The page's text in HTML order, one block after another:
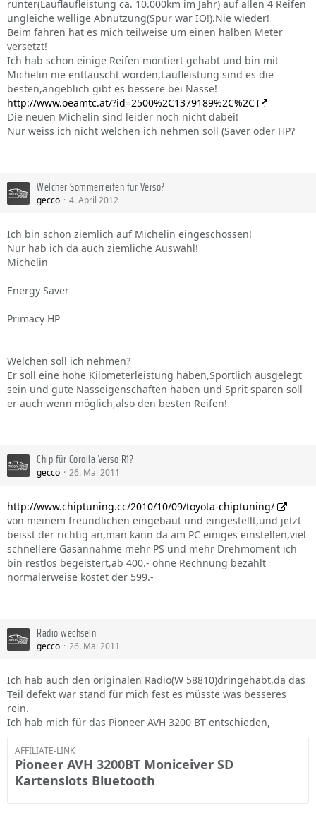
runter(Lauflaufleistung ca. 10.000km im Jahr) auf allen 4 Reifen
ungleiche wellige Abnutzung(Spur war IO!).Nie wieder!
Beim fahren hat es mich teilweise um einen halben Meter
versetzt!
Ich hab schon einige Reifen montiert gehabt und bin mit
Michelin nie enttäuscht worden,Laufleistung sind es die
besten,angeblich gibt es bessere bei Nässe!
http://www.oeamtc.at/?id=2500%2C1379189%2C%2C
Die neuen Michelin sind leider noch nicht dabei!
Nur weiss ich nicht welchen ich nehmen soll (Saver oder HP?
Welcher Sommerreifen für Verso?
gecco 4. April 2012
Ich bin schon ziemlich auf Michelin eingeschossen!
Nur hab ich da auch ziemliche Auswahl!
Michelin
Energy Saver
Primacy HP
Welchen soll ich nehmen?
Er soll eine hohe Kilometerleistung haben,Sportlich ausgelegt
sein und gute Nasseigenschaften haben und Sprit sparen soll
er auch wenn möglich,also den besten Reifen!
Chip für Corolla Verso R1?
gecco 26. Mai 2011
http://www.chiptuning.cc/2010/10/09/toyota-chiptuning/
von meinem freundlichen eingebaut und eingestellt,und jetzt
beisst der richtig an,man kann da am PC einiges einstellen,viel
schnellere Gasannahme mehr PS und mehr Drehmoment ich
bin restlos begeistert,ab 400.- ohne Rechnung bezahlt
normalerweise kostet der 599.-
Radio wechseln
gecco 26. Mai 2011
Ich hab auch den originalen Radio(W 58810)dringehabt,da das
Teil defekt war stand für mich fest es müsste was besseres
rein.
Ich hab mich für das Pioneer AVH 3200 BT entschieden,
AFFILIATE-LINK
Pioneer AVH 3200BT Moniceiver SD
Kartenslots Bluetooth